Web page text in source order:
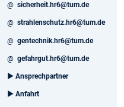
@ sicherheit.hr6@tum.de
@ strahlenschutz.hr6@tum.de
@ gentechnik.hr6@tum.de
@ gefahrgut.hr6@tum.de
► Ansprechpartner
► Anfahrt